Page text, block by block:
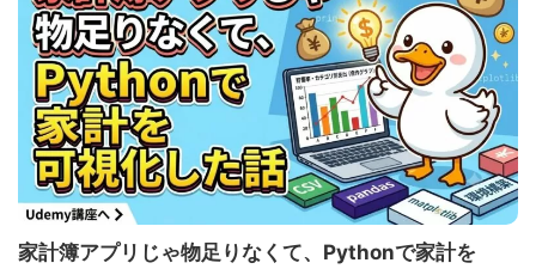
家計簿アプリじゃ物足りなくて、Pythonで家計を